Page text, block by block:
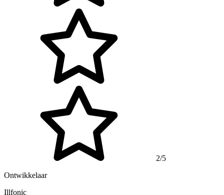
2/5
Ontwikkelaar
Illfonic